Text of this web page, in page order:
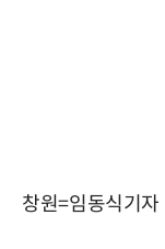
창원=임동식기